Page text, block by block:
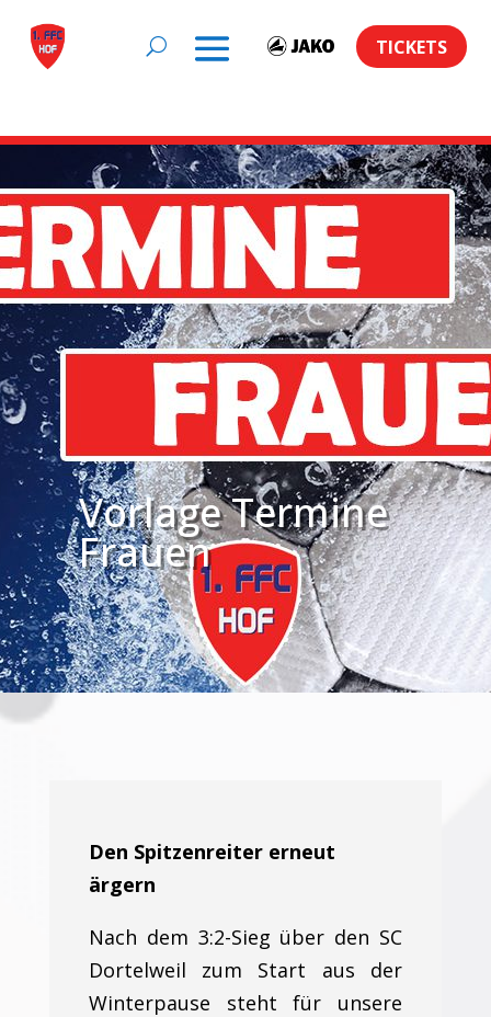
TICKETS
Vorlage Termine
Frauen
Den Spitzenreiter erneut
ärgern
Nach dem 3:2-Sieg über den SC
Dortelweil zum Start aus der
Winterpause steht für unsere